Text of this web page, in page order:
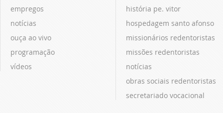
empregos
notícias
ouça ao vivo
programação
vídeos
história pe. vitor
hospedagem santo afonso
missionários redentoristas
missões redentoristas
notícias
obras sociais redentoristas
secretariado vocacional